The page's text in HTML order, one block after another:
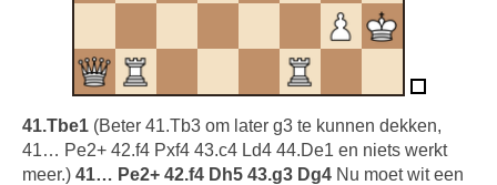
41.Tbe1 (Beter 41.Tb3 om later g3 te kunnen dekken,
41… Pe2+ 42.f4 Pxf4 43.c4 Ld4 44.De1 en niets werkt
meer.) 41… Pe2+ 42.f4 Dh5 43.g3 Dg4 Nu moet wit een